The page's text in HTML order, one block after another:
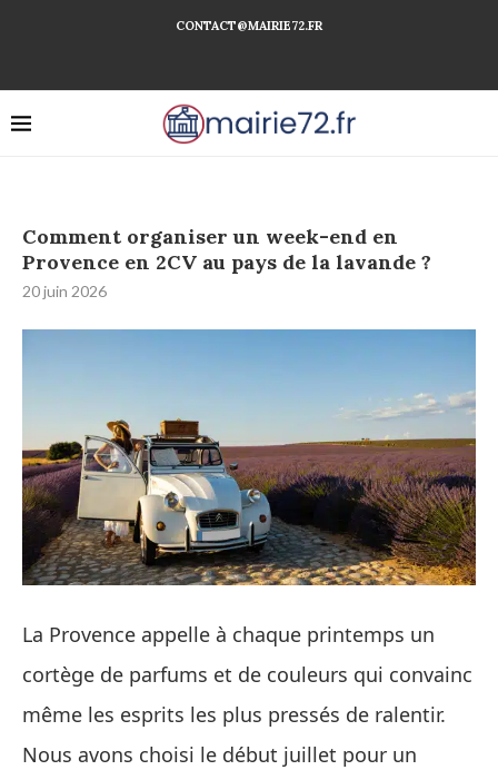
CONTACT@MAIRIE72.FR
Comment organiser un week-end en
Provence en 2CV au pays de la lavande ?
20 juin 2026
La Provence appelle à chaque printemps un
cortège de parfums et de couleurs qui convainc
même les esprits les plus pressés de ralentir.
Nous avons choisi le début juillet pour un